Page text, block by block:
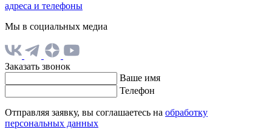
адреса и телефоны
Мы в социальных медиа
Заказать звонок
Ваше имя
Телефон
Отправляя заявку, вы соглашаетесь на обработку
персональных данных